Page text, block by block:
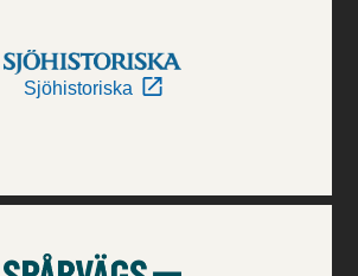
Sjöhistoriska